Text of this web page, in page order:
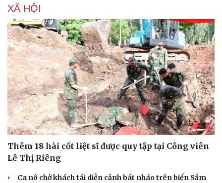
XÃ HỘI
Thêm 18 hài cốt liệt sĩ được quy tập tại Công viên
Lê Thị Riêng
Ca nô chở khách tái diễn cảnh bát nháo trên biển Sầm